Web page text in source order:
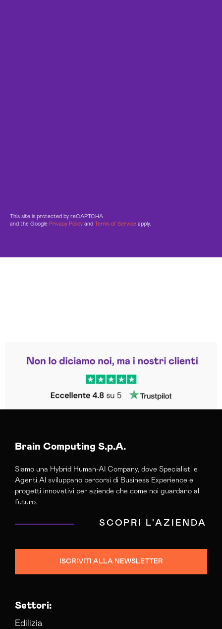
This site is protected by reCAPTCHA
and the Google Privacy Policy and Terms of Service apply.
Trustpilot
Brain Computing S.p.A.
Siamo una Hybrid Human-AI Company, dove Specialisti e
Agenti AI sviluppano percorsi di Business Experience e
progetti innovativi per aziende che come noi guardano al
futuro.
SCOPRI L'AZIENDA
ISCRIVITI ALLA NEWSLETTER
Settori:
Edilizia